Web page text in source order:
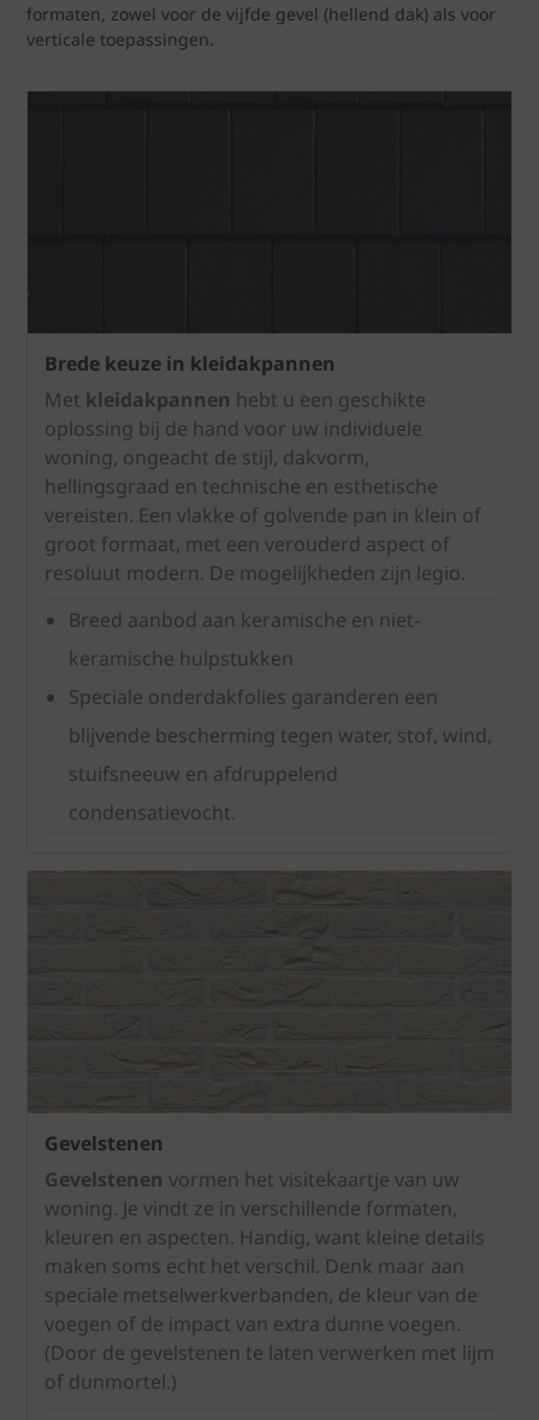
formaten, zowel voor de vijfde gevel (hellend dak) als voor
verticale toepassingen.
Brede keuze in kleidakpannen
Met kleidakpannen hebt u een geschikte
oplossing bij de hand voor uw individuele
woning, ongeacht de stijl, dakvorm,
hellingsgraad en technische en esthetische
vereisten. Een vlakke of golvende pan in klein of
groot formaat, met een verouderd aspect of
resoluut modern. De mogelijkheden zijn legio.
Breed aanbod aan keramische en niet-
keramische hulpstukken
Speciale onderdakfolies garanderen een
blijvende bescherming tegen water, stof, wind,
stuifsneeuw en afdruppelend
condensatievocht.
Gevelstenen
Gevelstenen vormen het visitekaartje van uw
woning. Je vindt ze in verschillende formaten,
kleuren en aspecten. Handig, want kleine details
maken soms echt het verschil. Denk maar aan
speciale metselwerkverbanden, de kleur van de
voegen of de impact van extra dunne voegen.
(Door de gevelstenen te laten verwerken met lijm
of dunmortel.)